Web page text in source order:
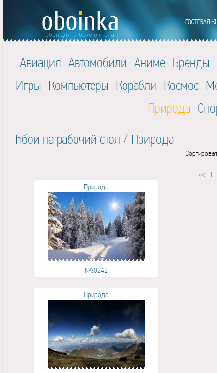
Авиация Автомобили Аниме Бренды
Игры Компьютеры Корабли Космос
Природа
Ћбои на рабочий стол / Природа
<< 1
Природа
№30242
Природа